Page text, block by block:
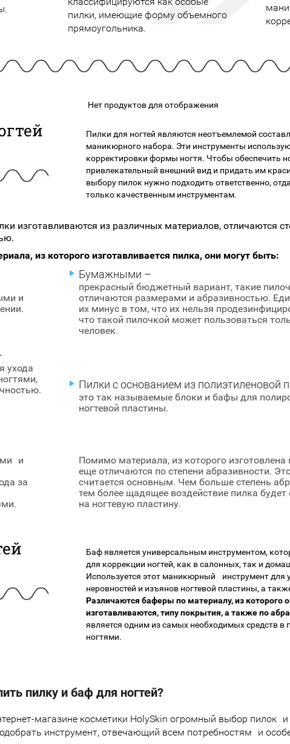
Для очистки
Универсальные кисти
Трафареты
Наборы кистей
Прочие
подарочные наборы
пилки, имеющие форму объемного
прямоугольника.
Нет продуктов для отображения
Пилки для ногтей являются неотъемлемой
маникюрного набора. Эти инструменты
корректировки формы ногтя. Чтобы обеспечить
привлекательный внешний вид и придать им
выбору пилок нужно подходить ответственно,
только качественным инструментам.
изготавливаются из различных материалов, отличаются
из которого изготавливается пилка, они могут быть:
и
ухода
и
за
Бумажными –
прекрасный бюджетный вариант, такие
отличаются размерами и абразивностью.
их минус в том, что их нельзя
что такой пилочкой может пользоваться
человек.
Пилки с основанием из полиэтиленовой
это так называемые блоки и бафы для
ногтевой пластины.
Помимо материала, из которого изготовлена
еще отличаются по степени абразивности.
считается основным. Чем больше степень
тем более щадящее воздействие пилка
на ногтевую пластину.
Баф является универсальным инструментом,
для коррекции ногтей, как в салонных, так и
Используется этот маникюрный инструмент для
неровностей и изъянов ногтевой пластины, а
Различаются баферы по материалу, из которого
изготавливаются, типу покрытия, а также по
является одним из самых необходимых средств в
ногтями.
пилку и баф для ногтей?
магазине косметики HolySkin огромный выбор пилок
инструмент, отвечающий всем потребностям и